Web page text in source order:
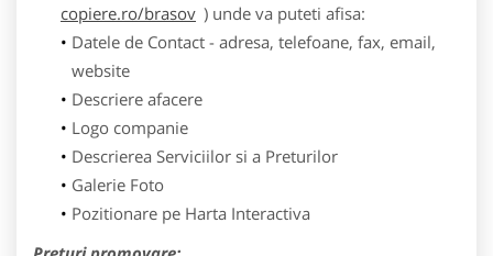
copiere.ro/brasov ) unde va puteti afisa:
Datele de Contact - adresa, telefoane, fax, email,
website
Descriere afacere
Logo companie
Descrierea Serviciilor si a Preturilor
Galerie Foto
Pozitionare pe Harta Interactiva